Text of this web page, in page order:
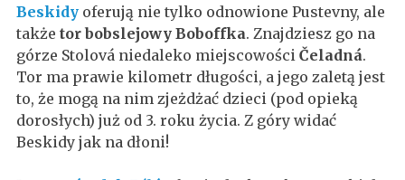
Beskidy oferują nie tylko odnowione Pustevny, ale
także tor bobslejowy Boboffka. Znajdziesz go na
górze Stolová niedaleko miejscowości Čeladná.
Tor ma prawie kilometr długości, a jego zaletą jest
to, że mogą na nim zjeżdżać dzieci (pod opieką
dorosłych) już od 3. roku życia. Z góry widać
Beskidy jak na dłoni!